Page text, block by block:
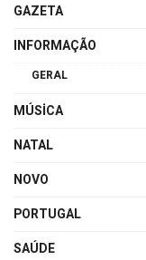
GAZETA
INFORMAÇÃO
GERAL
MÚSICA
NATAL
NOVO
PORTUGAL
SAÚDE